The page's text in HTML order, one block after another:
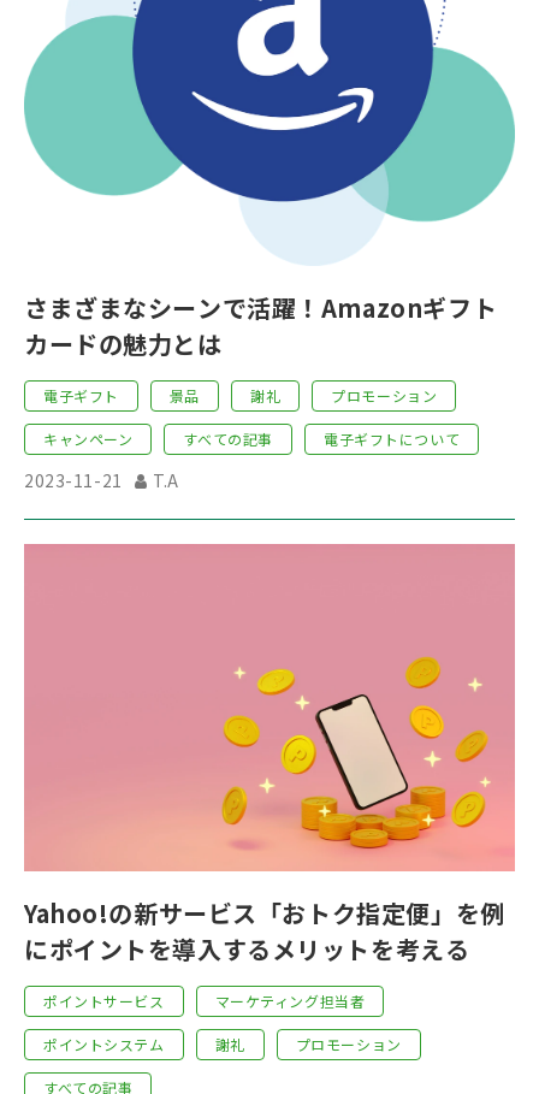
さまざまなシーンで活躍！Amazonギフト
カードの魅力とは
電子ギフト 景品 謝礼 プロモーション
キャンペーン すべての記事 電子ギフトについて
2023-11-21 T.A
Yahoo!の新サービス「おトク指定便」を例
にポイントを導入するメリットを考える
ポイントサービス マーケティング担当者
ポイントシステム 謝礼 プロモーション
すべての記事